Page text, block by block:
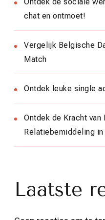
chat en ontmoet!
Vergelijk Belgische
Match
Ontdek leuke single
Ontdek de Kracht
Relatiebemiddeling in
Laatste